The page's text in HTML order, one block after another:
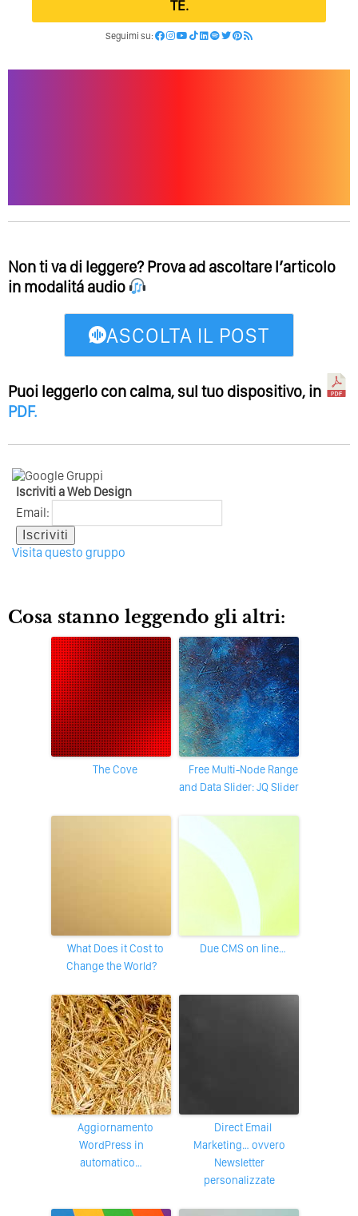
TE.
Seguimi su:
Non ti va di leggere? Prova ad ascoltare l’articolo
in modalitá audio
ASCOLTA IL POST
Puoi leggerlo con calma, sul tuo dispositivo, in
PDF.
Iscriviti a Web Design
Email:
Visita questo gruppo
Cosa stanno leggendo gli altri:
The Cove
Free Multi-Node Range
and Data Slider: JQ Slider
What Does it Cost to
Change the World?
Due CMS on line…
Aggiornamento
WordPress in
automatico…
Direct Email
Marketing… ovvero
Newsletter
personalizzate